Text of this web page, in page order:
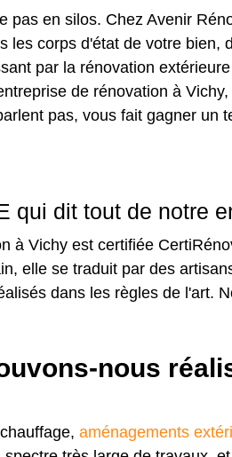
pas en silos. Chez Avenir
les corps d'état de votre bien,
par la rénovation
de rénovation à
pas, vous fait gagner un
qui dit tout de notre
à Vichy est certifiée
elle se traduit par des
dans les règles de l'art.
nous
aménagements